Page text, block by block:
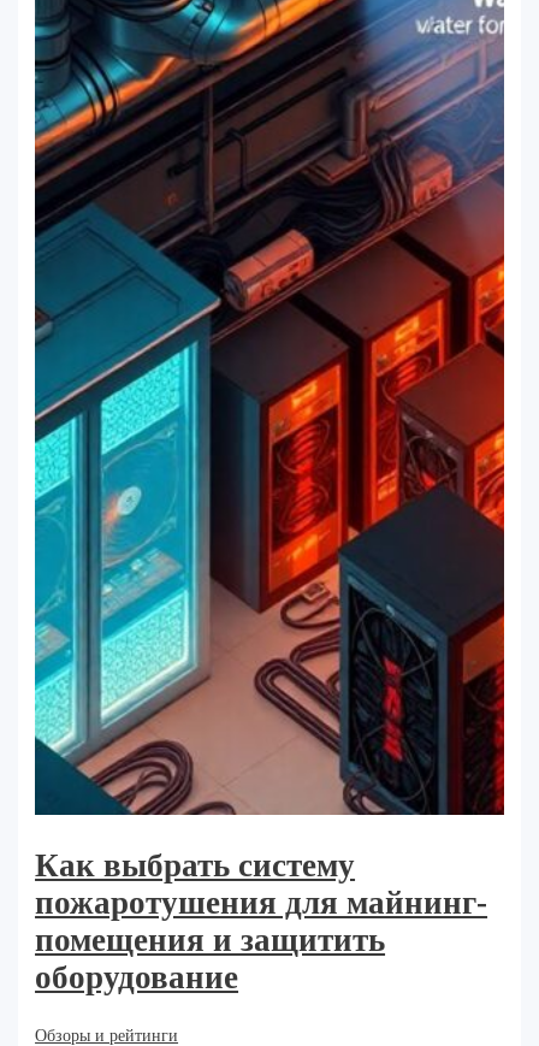
Как выбрать систему
пожаротушения для майнинг-
помещения и защитить
оборудование
Обзоры и рейтинги